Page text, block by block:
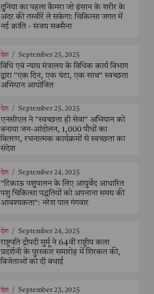
दुनिया का पहला कैमरा जो इंसान के शरीर के
अंदर की तस्वीरें ले सकेगा: चिकित्सा जगत में
नई क्रांति - संजय सक्सैना
देश / September 25, 2025
विधि एवं न्याय मंत्रालय के विधिक कार्य विभाग
द्वारा "एक दिन, एक घंटा, एक साथ" स्वच्छता
अभियान आयोजित
देश / September 25, 2025
एनसीएल ने "स्वच्छता ही सेवा" अभियान को
बनाया जन-आंदोलन, 1,000 पौधों का
वितरण, रचनात्मक कार्यक्रमों से स्वच्छता का
संदेश
देश / September 24, 2025
"टिकाऊ पशुपालन के लिए आयुर्वेद आधारित
पशु चिकित्सा पद्धतियों को अपनाना समय की
आवश्यकता": नरेश पाल गंगवार
देश / September 24, 2025
राष्ट्रपति द्रौपदी मुर्मू ने 64वीं राष्ट्रीय कला
प्रदर्शनी के पुरस्कार समारोह में शिरकत की,
विजेताओं को दी बधाई
देश / September 23, 2025